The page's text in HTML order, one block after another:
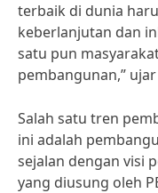
terbaik di dunia
keberlanjutan dan
satu pun
pembangunan,”
Salah satu tren
ini adalah
sejalan dengan visi
yang diusung oleh